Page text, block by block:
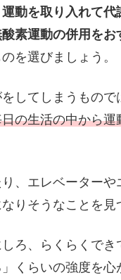
動を取り入れて
素運動の併用をお
を選びましょう。
してしまうもので
の生活の中から
、エレベーター
りそうなことを見
ろ、らくらくで
くらいの強度を心